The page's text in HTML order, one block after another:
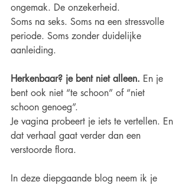
ongemak. De onzekerheid.
Soms na seks. Soms na een stressvolle
periode. Soms zonder duidelijke
aanleiding.
Herkenbaar? je bent niet alleen. En je
bent ook niet “te schoon” of “niet
schoon genoeg”.
Je vagina probeert je iets te vertellen. En
dat verhaal gaat verder dan een
verstoorde flora.
In deze diepgaande blog neem ik je